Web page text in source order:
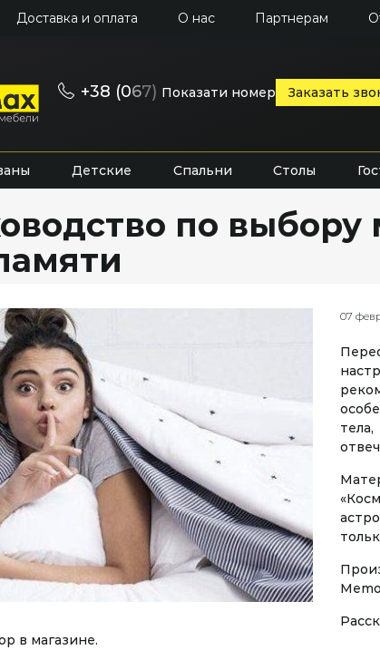
Доставка и оплата О нас Партнерам
+38 (067) Показати номер Заказать
Детские Спальни Столы
по выбору
07
в магазине.